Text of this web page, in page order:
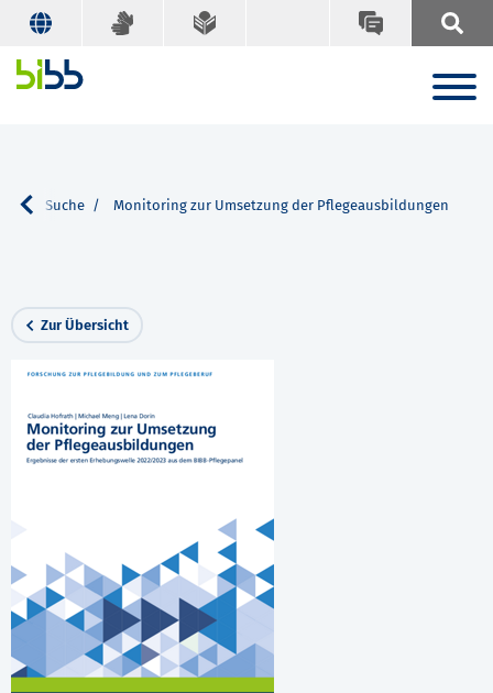
Suche Monitoring zur Umsetzung der Pflegeausbildungen
Zur Übersicht